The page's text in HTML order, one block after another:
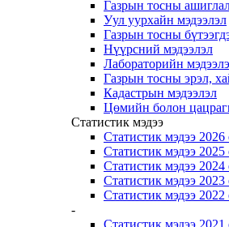
Газрын тосны
Уул уурхайн мэдээлэл
Газрын тосны
Нүүрсний мэдээлэл
Лабораторийн
Газрын тосны эрэл,
Кадастрын мэдээлэл
Цөмийн болон
Статистик мэдээ
Статистик мэдээ 2026
Статистик мэдээ 2025
Статистик мэдээ 2024
Статистик мэдээ 2023
Статистик мэдээ 2022
-
Статистик мэдээ 2021